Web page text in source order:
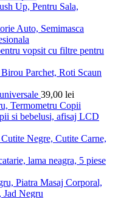
Up, Pentru Sala,
vopsit cu filtre pentru
39,00 lei
si bebelusi, afisaj LCD
lama neagra, 5 piese